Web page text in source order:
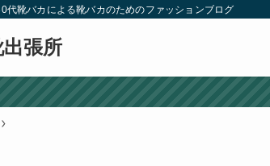
代靴バカによる靴バカのためのファッションブログ
張所